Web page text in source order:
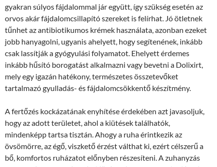
gyakran súlyos fájdalommal jár együtt, így szükség esetén az
orvos akár fájdalomcsillapító szereket is felírhat. Jó ötletnek
tűnhet az antibiotikumos krémek használata, azonban ezeket
jobb hanyagolni, ugyanis ahelyett, hogy segítenének, inkább
csak lassítják a gyógyulási folyamatot. Ehelyett érdemes
inkább hűsító borogatást alkalmazni vagy bevetni a Dolixirt,
mely egy igazán hatékony, természetes összetevőket
tartalmazó gyulladás- és fájdalomcsökkentő készítmény.
A fertőzés kockázatának enyhítése érdekében azt javasoljuk,
hogy az adott területet, ahol a kiütések találhatók,
mindenképp tartsa tisztán. Ahogy a ruha érintkezik az
övsömörre, az égő, viszkető érzést válthat ki, ezért célszerű a
bő, komfortos ruházatot előnyben részesíteni. A zuhanyzás